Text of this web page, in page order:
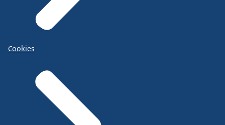
Cookies